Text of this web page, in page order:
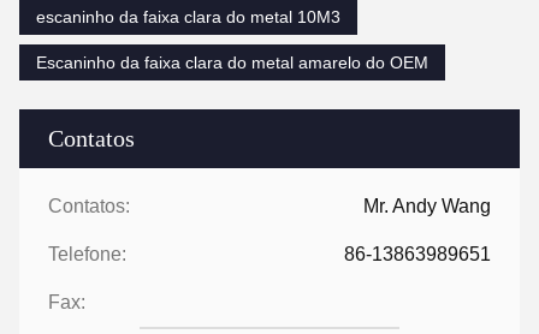
Contatos
Contatos: Mr. Andy Wang
Telefone: 86-13863989651
Fax:
escaninho da faixa clara do metal 10M3
Escaninho da faixa clara do metal amarelo do OEM